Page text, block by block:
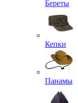
Береты
Кепки
Панамы